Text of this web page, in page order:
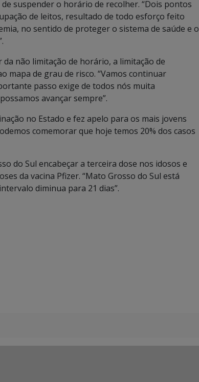
suspender o horário de recolher. “Dois pontos
de leitos, resultado de todo esforço feito
no sentido de proteger o sistema de saúde e o
não limitação de horário, a limitação de
mapa de grau de risco. “Vamos continuar
passo exige de todos nós muita
avançar sempre”.
no Estado e fez apelo para os mais jovens
comemorar que hoje temos 20% dos casos
do Sul encabeçar a terceira dose nos idosos e
da vacina Pfizer. “Mato Grosso do Sul está
diminua para 21 dias”.